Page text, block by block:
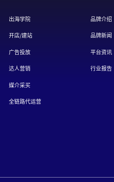
品牌介绍
品牌新闻
平台资讯
行业报告
出海学院
开店/建站
广告投放
达人营销
媒介采买
全链路代运营